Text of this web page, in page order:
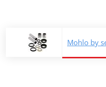
Mohlo by